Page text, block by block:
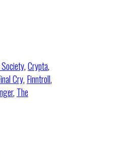
,Crypta,
Cry, Finntroll,
, The